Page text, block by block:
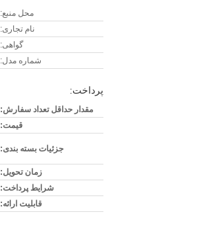
محل منبع:
نام تجاری:
گواهی:
شماره مدل:
پرداخت:
مقدار حداقل تعداد سفارش:
قیمت:
جزئیات بسته بندی:
زمان تحویل:
شرایط پرداخت:
قابلیت ارائه: